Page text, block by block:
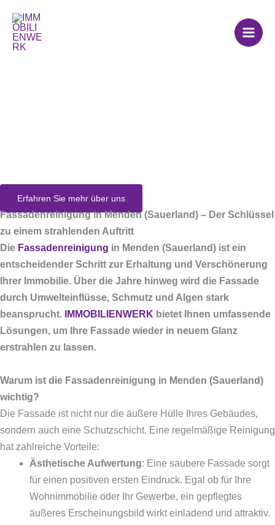
Inhalt
springen
Fassadenreinigung
Erfahren Sie mehr über uns
Fassadenreinigung in Menden (Sauerland) – Der Schlüssel
zu einem strahlenden Auftritt
Die Fassadenreinigung in Menden (Sauerland) ist ein
entscheidender Schritt zur Erhaltung und Verschönerung
Ihrer Immobilie. Über die Jahre hinweg wird die Fassade
durch Umwelteinflüsse, Schmutz und Algen stark
beansprucht.
IMMOBILIENWERK bietet Ihnen umfassende
Lösungen, um Ihre Fassade wieder in neuem Glanz
erstrahlen zu lassen.
Warum ist die Fassadenreinigung in Menden (Sauerland)
wichtig?
Die Fassade ist nicht nur die äußere Hülle Ihres Gebäudes,
sondern auch eine Schutzschicht. Eine regelmäßige Reinigung
hat zahlreiche Vorteile:
Ästhetische Aufwertung: Eine saubere Fassade sorgt
für einen positiven ersten Eindruck. Egal ob für Ihre
Wohnimmobilie oder Ihr Gewerbe, ein gepflegtes
äußeres Erscheinungsbild wirkt einladend und attraktiv.